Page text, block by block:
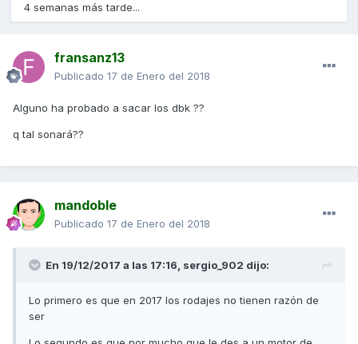
4 semanas más tarde...
fransanz13
Publicado 17 de Enero del 2018
Alguno ha probado a sacar los dbk ??
q tal sonará??
mandoble
Publicado 17 de Enero del 2018
En 19/12/2017 a las 17:16, sergio_902 dijo:
Lo primero es que en 2017 los rodajes no tienen razón de
ser